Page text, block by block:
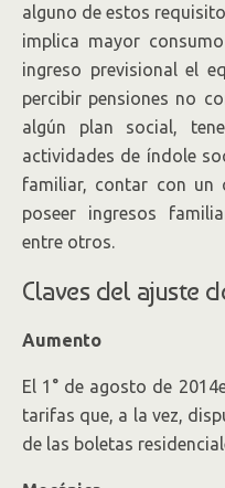
alguno de estos
implica mayor
ingreso previsional el
percibir pensiones no
algún plan social,
actividades de índole
familiar, contar con un
poseer ingresos
entre otros.
Claves del ajuste
Aumento
El 1° de agosto de
tarifas que, a la vez,
de las boletas